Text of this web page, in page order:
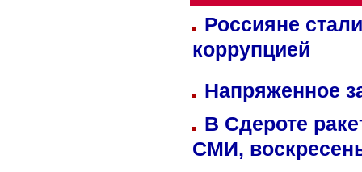
Россияне
коррупцией
Напряженное
В Сдероте
СМИ,